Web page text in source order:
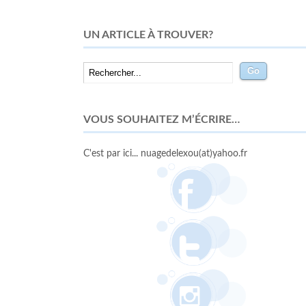
UN ARTICLE À TROUVER?
VOUS SOUHAITEZ M’ÉCRIRE…
C'est par ici... nuagedelexou(at)yahoo.fr